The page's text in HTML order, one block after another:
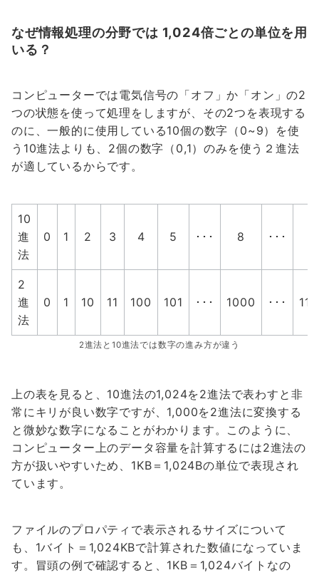
なぜ情報処理の分野では 1,024倍ごとの単位を用
いる？
コンピューターでは電気信号の「オフ」か「オン」の2
つの状態を使って処理をしますが、その2つを表現する
のに、一般的に使用している10個の数字（0~9）を使
う10進法よりも、2個の数字（0,1）のみを使う２進法
が適しているからです。
10
進
法
0 1 2 3 4 5 ･･･ 8 ･･･
2
進
法
0 1 10 11 100 101 ･･･ 1000 ･･･
2進法と10進法では数字の進み方が違う
上の表を見ると、10進法の1,024を2進法で表わすと非
常にキリが良い数字ですが、1,000を2進法に変換する
と微妙な数字になることがわかります。このように、
コンピューター上のデータ容量を計算するには2進法の
方が扱いやすいため、1KB＝1,024Bの単位で表現され
ています。
ファイルのプロパティで表示されるサイズについて
も、1バイト＝1,024KBで計算された数値になっていま
す。冒頭の例で確認すると、1KB＝1,024バイトなの